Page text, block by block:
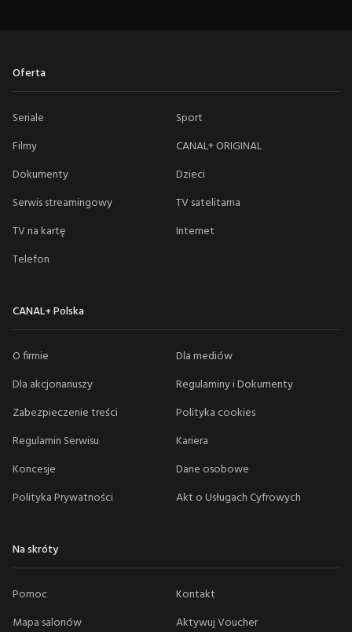
Oferta
Seriale
Sport
Filmy
CANAL+ ORIGINAL
Dokumenty
Dzieci
Serwis streamingowy
TV satelitarna
TV na kartę
Internet
Telefon
CANAL+ Polska
O firmie
Dla mediów
Dla akcjonariuszy
Regulaminy i Dokumenty
Zabezpieczenie treści
Polityka cookies
Regulamin Serwisu
Kariera
Koncesje
Dane osobowe
Polityka Prywatności
Akt o Usługach Cyfrowych
Na skróty
Pomoc
Kontakt
Mapa salonów
Aktywuj Voucher